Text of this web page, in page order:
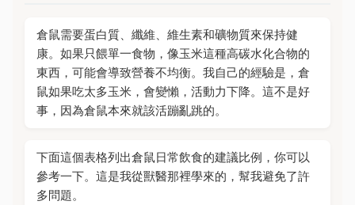
倉鼠需要蛋白質、纖維、維生素和礦物質來保持健
康。如果只餵單一食物，像玉米這種高碳水化合物的
東西，可能會導致營養不均衡。我自己的經驗是，倉
鼠如果吃太多玉米，會變懶，活動力下降。這不是好
事，因為倉鼠本來就該活蹦亂跳的。
下面這個表格列出倉鼠日常飲食的建議比例，你可以
參考一下。這是我從獸醫那裡學來的，幫我避免了許
多問題。